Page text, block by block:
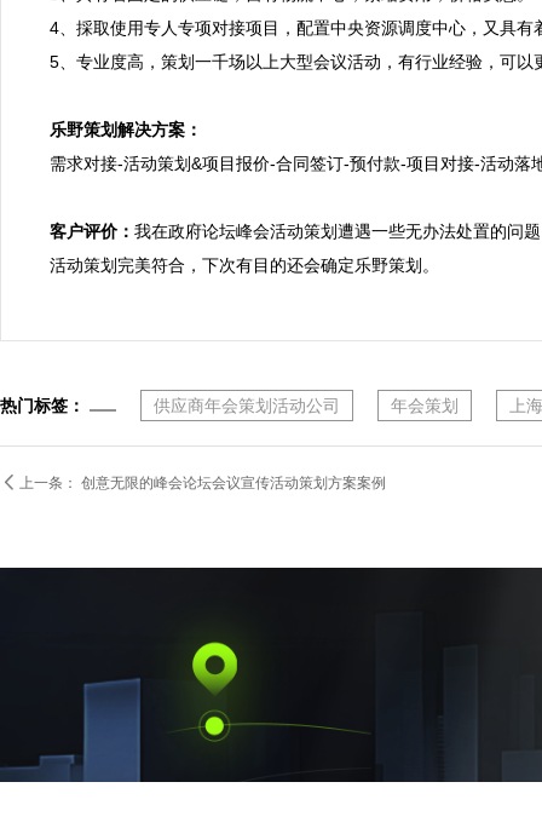
4、採取使用专人专项对接项目，配置中央资源调度中心，又具
5、专业度高，策划一千场以上大型会议活动，有行业经验，可以
乐野策划解决方案：
需求对接-活动策划&项目报价-合同签订-预付款-项目对接-活动落
客户评价： 我在政府论坛峰会活动策划遭遇一些无办法处置的问
活动策划完美符合，下次有目的还会确定乐野策划。
热门标签： 供应商年会策划活动公司 年会策划 上
 上一条： 创意无限的峰会论坛会议宣传活动策划方案案例